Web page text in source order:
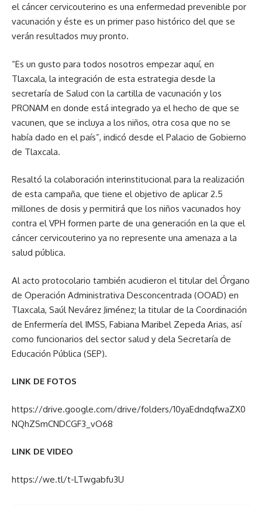
el cáncer cervicouterino es una enfermedad prevenible por
vacunación y éste es un primer paso histórico del que se
verán resultados muy pronto.
“Es un gusto para todos nosotros empezar aquí, en
Tlaxcala, la integración de esta estrategia desde la
secretaría de Salud con la cartilla de vacunación y los
PRONAM en donde está integrado ya el hecho de que se
vacunen, que se incluya a los niños, otra cosa que no se
había dado en el país”, indicó desde el Palacio de Gobierno
de Tlaxcala.
Resaltó la colaboración interinstitucional para la realización
de esta campaña, que tiene el objetivo de aplicar 2.5
millones de dosis y permitirá que los niños vacunados hoy
contra el VPH formen parte de una generación en la que el
cáncer cervicouterino ya no represente una amenaza a la
salud pública.
Al acto protocolario también acudieron el titular del Órgano
de Operación Administrativa Desconcentrada (OOAD) en
Tlaxcala, Saúl Nevárez Jiménez; la titular de la Coordinación
de Enfermería del IMSS, Fabiana Maribel Zepeda Arias, así
como funcionarios del sector salud y dela Secretaría de
Educación Pública (SEP).
LINK DE FOTOS
https://drive.google.com/drive/folders/10yaEdndqfwaZX0
NQhZSmCNDCGF3_vO68
LINK DE VIDEO
https://we.tl/t-LTwgabfu3U